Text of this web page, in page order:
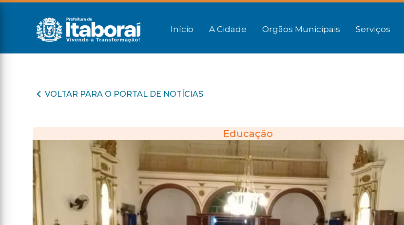
Início A Cidade Orgãos Municipais Serviços
VOLTAR PARA O PORTAL DE NOTÍCIAS
Educação